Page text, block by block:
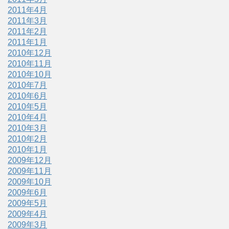
2011年4月
2011年3月
2011年2月
2011年1月
2010年12月
2010年11月
2010年10月
2010年7月
2010年6月
2010年5月
2010年4月
2010年3月
2010年2月
2010年1月
2009年12月
2009年11月
2009年10月
2009年6月
2009年5月
2009年4月
2009年3月